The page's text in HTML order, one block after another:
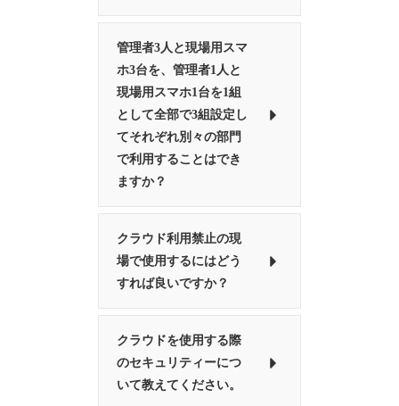
管理者3人と現場用スマ
ホ3台を、管理者1人と
現場用スマホ1台を1組
として全部で3組設定し
てそれぞれ別々の部門
で利用することはでき
ますか？
クラウド利用禁止の現
場で使用するにはどう
すれば良いですか？
クラウドを使用する際
のセキュリティーにつ
いて教えてください。